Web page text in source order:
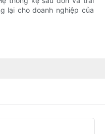
lại cho doanh nghiệp của